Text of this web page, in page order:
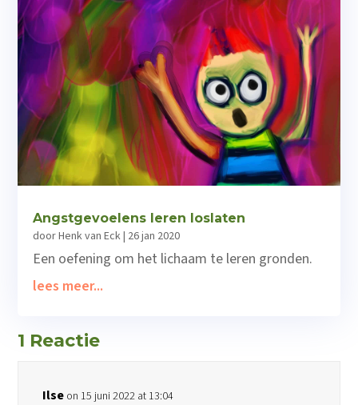
Angstgevoelens leren loslaten
doorHenk van Eck| 26 jan 2020
Een oefening om het lichaam te leren gronden.
lees meer...
1 Reactie
Ilse on 15 juni 2022 at 13:04